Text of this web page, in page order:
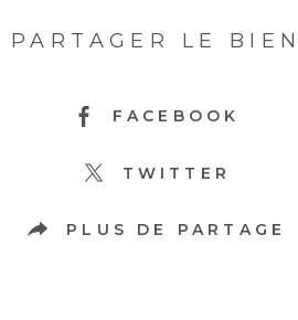
PARTAGER LE BIEN
FACEBOOK
TWITTER
PLUS DE PARTAGE